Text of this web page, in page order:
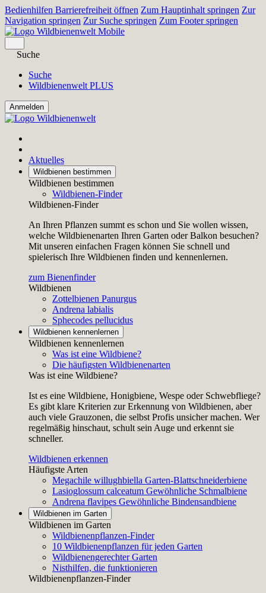
Bedienhilfen Barrierefreiheit öffnen Zum Hauptinhalt springen Zur
Navigation springen Zur Suche springen Zum Footer springen
Suche
Suche
Wildbienenwelt PLUS
Aktuelles
Wildbienen bestimmen
Wildbienen bestimmen
Wildbienen-Finder
Wildbienen-Finder
An Ihren Pflanzen summt es schon und Sie wollen wissen,
welche Wildbienenarten Ihren Garten oder Balkon besuchen?
Mit unseren einfachen Fragen können Sie schnell und
spielerisch Ihre Wildbienen finden und kennenlernen.
zum Bienenfinder
Wildbienen
Zottelbienen Panurgus
Andrena labialis
Sphecodes pellucidus
Wildbienen kennenlernen
Wildbienen kennenlernen
Was ist eine Wildbiene?
Die häufigsten Wildbienenarten
Was ist eine Wildbiene?
Ist es eine Wildbiene, Honigbiene, Wespe oder Schwebfliege?
Es gibt klare Kriterien zur Erkennung von Wildbienen, aber
auch viele Grauzonen, die selbst Profis unsicher machen. Wer
regelmäßig hinschaut, schult sein Auge und erkennt sie
schneller.
Wildbienen erkennen
Häufigste Arten
Megachile willughbiella Garten-Blattschneiderbiene
Lasioglossum calceatum Gewöhnliche Schmalbiene
Andrena flavipes Gewöhnliche Bindensandbiene
Wildbienen im Garten
Wildbienen im Garten
Wildbienenpflanzen-Finder
10 Wildbienenpflanzen für jeden Garten
Wildbienengerechter Garten
Nisthilfen, die funktionieren
Wildbienenpflanzen-Finder